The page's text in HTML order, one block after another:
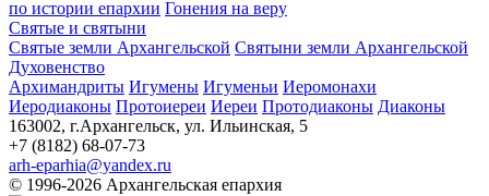
по истории епархии Гонения на веру
Святые и святыни
Святые земли Архангельской Святыни земли Архангельской
Духовенство
Архимандриты Игумены Игуменьи Иеромонахи
Иеродиаконы Протоиереи Иереи Протодиаконы Диаконы
163002, г.Архангельск, ул. Ильинская, 5
+7 (8182) 68-07-73
arh-eparhia@yandex.ru
© 1996-2026 Архангельская епархия